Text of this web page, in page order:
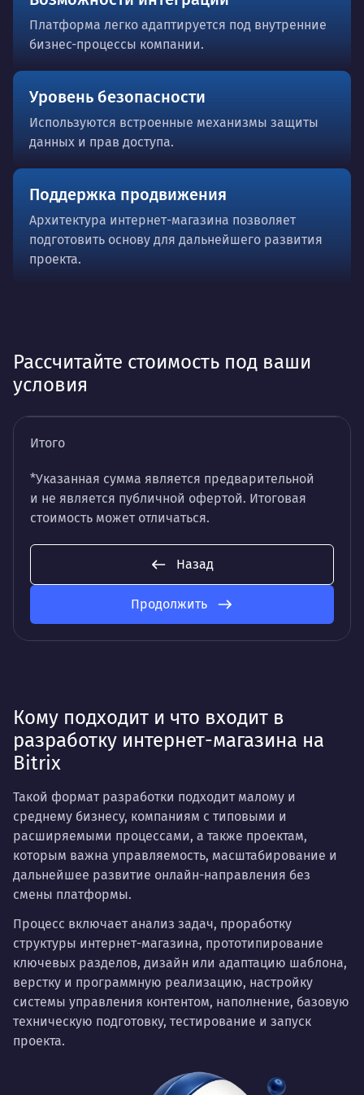
Платформа легко адаптируется под внутренние
бизнес-процессы компании.
Уровень безопасности
Используются встроенные механизмы защиты
данных и прав доступа.
Поддержка продвижения
Архитектура интернет-магазина позволяет
подготовить основу для дальнейшего развития
проекта.
Рассчитайте стоимость под ваши
условия
Итого
*Указанная сумма является предварительной
и не является публичной офертой. Итоговая
стоимость может отличаться.
Назад
Продолжить
Кому подходит и что входит в
разработку интернет-магазина на
Bitrix
Такой формат разработки подходит малому и
среднему бизнесу, компаниям с типовыми и
расширяемыми процессами, а также проектам,
которым важна управляемость, масштабирование и
дальнейшее развитие онлайн-направления без
смены платформы.
Процесс включает анализ задач, проработку
структуры интернет-магазина, прототипирование
ключевых разделов, дизайн или адаптацию шаблона,
верстку и программную реализацию, настройку
системы управления контентом, наполнение, базовую
техническую подготовку, тестирование и запуск
проекта.